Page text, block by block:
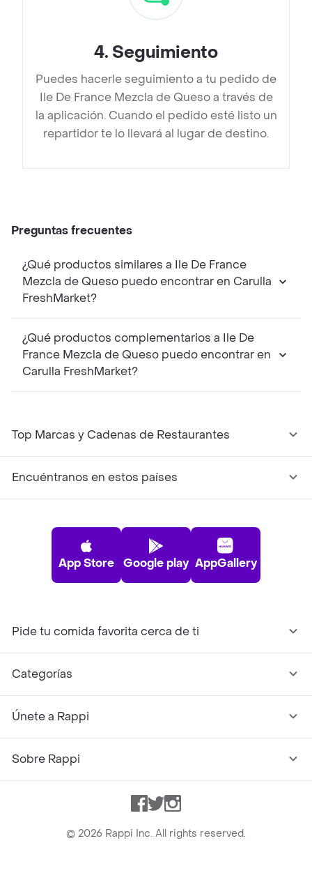
4. Seguimiento
Puedes hacerle seguimiento a tu pedido de
Ile De France Mezcla de Queso a través de
la aplicación. Cuando el pedido esté listo un
repartidor te lo llevará al lugar de destino.
Preguntas frecuentes
¿Qué productos similares a Ile De France
Mezcla de Queso puedo encontrar en Carulla
FreshMarket?
¿Qué productos complementarios a Ile De
France Mezcla de Queso puedo encontrar en
Carulla FreshMarket?
Top Marcas y Cadenas de Restaurantes
Encuéntranos en estos países
App Store Google play AppGallery
Pide tu comida favorita cerca de ti
Categorías
Únete a Rappi
Sobre Rappi
Facebook
TwitterInstagram
© 2026 Rappi Inc. All rights reserved.